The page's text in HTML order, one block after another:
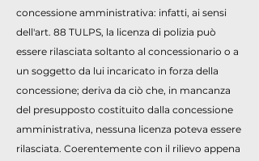
concessione amministrativa: infatti, ai sensi
dell'art. 88 TULPS, la licenza di polizia può
essere rilasciata soltanto al concessionario o a
un soggetto da lui incaricato in forza della
concessione; deriva da ciò che, in mancanza
del presupposto costituito dalla concessione
amministrativa, nessuna licenza poteva essere
rilasciata. Coerentemente con il rilievo appena